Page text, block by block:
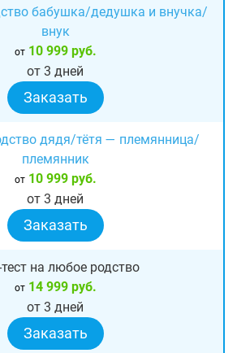
бабушка/дедушка и внучка/
внук
от10 999 руб.
от 3 дней
Заказать
дядя/тётя — племянница/
племянник
от10 999 руб.
от 3 дней
Заказать
на любое родство
от14 999 руб.
от 3 дней
Заказать